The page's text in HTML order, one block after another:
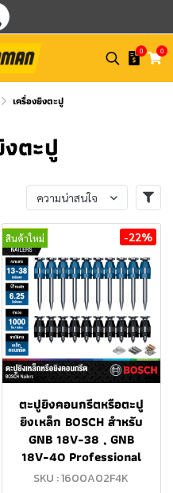
0 0
เครื่องยิงตะปู
งตะปู
ความน่าสนใจ
สินค้าใหม่ -22%
ตะปูยิงคอนกรีตหรือตะปู
ยิงเหล็ก BOSCH สำหรับ
GNB 18V-38 , GNB
18V-40 Professional
SKU : 1600A02F4K